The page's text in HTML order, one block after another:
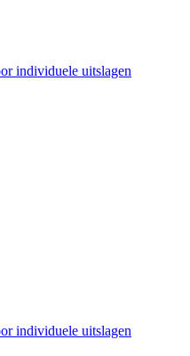
individuele uitslagen
individuele uitslagen